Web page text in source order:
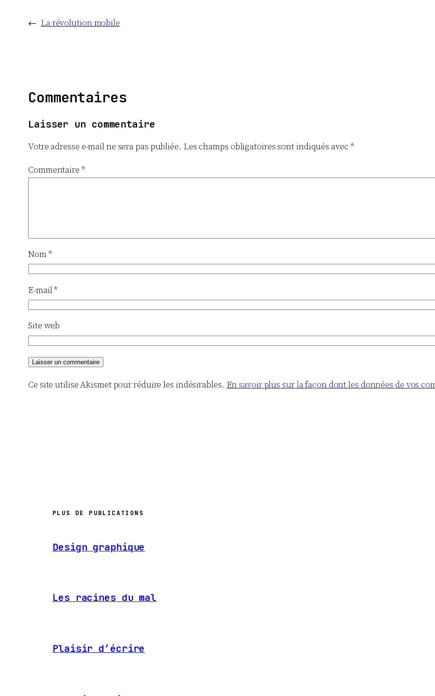
← La révolution mobile
Commentaires
Laisser un commentaire
Votre adresse e-mail ne sera pas publiée. Les champs obligatoires sont indiqués avec *
Commentaire *
Nom*
E-mail*
Site web
Ce site utilise Akismet pour réduire les indésirables. En savoir plus sur la façon dont les données de vos
PLUS DE PUBLICATIONS
Design graphique
Les racines du mal
Plaisir d’écrire